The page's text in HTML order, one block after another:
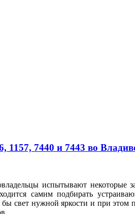
7440 и 7443 во
испытывают некоторые
самим подбирать
свет нужной яркости и при